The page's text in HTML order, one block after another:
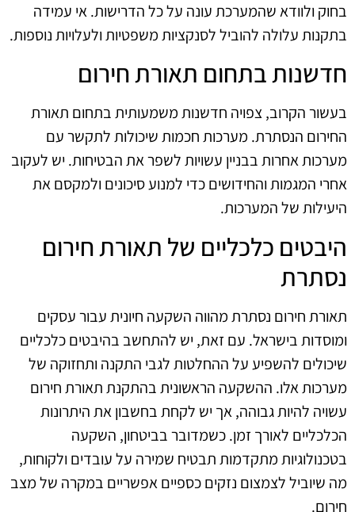
בחוק ולוודא שהמערכת עונה על כל הדרישות. אי עמידה
בתקנות עלולה להוביל לסנקציות משפטיות ולעלויות נוספות.
חדשנות בתחום תאורת חירום
בעשור הקרוב, צפויה חדשנות משמעותית בתחום תאורת
החירום הנסתרת. מערכות חכמות שיכולות לתקשר עם
מערכות אחרות בבניין עשויות לשפר את הבטיחות. יש לעקוב
אחרי המגמות והחידושים כדי למנוע סיכונים ולמקסם את
היעילות של המערכות.
היבטים כלכליים של תאורת חירום
נסתרת
תאורת חירום נסתרת מהווה השקעה חיונית עבור עסקים
ומוסדות בישראל. עם זאת, יש להתחשב בהיבטים כלכליים
שיכולים להשפיע על ההחלטות לגבי התקנה ותחזוקה של
מערכות אלו. ההשקעה הראשונית בהתקנת תאורת חירום
עשויה להיות גבוהה, אך יש לקחת בחשבון את היתרונות
הכלכליים לאורך זמן. כשמדובר בביטחון, השקעה
בטכנולוגיות מתקדמות תבטיח שמירה על עובדים ולקוחות,
מה שיוביל לצמצום נזקים כספיים אפשריים במקרה של מצב
חירום.